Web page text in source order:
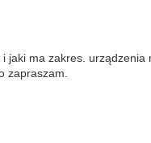
ma zakres. urządzenia
zapraszam.